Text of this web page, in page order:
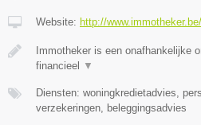
Website: http://
Immotheker is een onafhankelijke
financieel
▼
Diensten: woningkredietadvies,
verzekeringen, beleggingsadvies